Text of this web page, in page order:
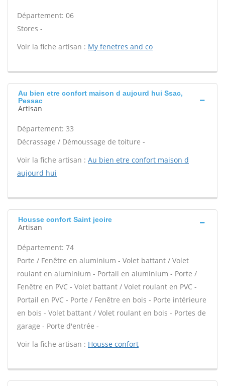
Département: 06
Stores -
Voir la fiche artisan : My fenetres and co
Au bien etre confort maison d aujourd hui Ssac,
Pessac
Artisan
Département: 33
Décrassage / Démoussage de toiture -
Voir la fiche artisan : Au bien etre confort maison d
aujourd hui
Housse confort Saint jeoire
Artisan
Département: 74
Porte / Fenêtre en aluminium - Volet battant / Volet
roulant en aluminium - Portail en aluminium - Porte /
Fenêtre en PVC - Volet battant / Volet roulant en PVC -
Portail en PVC - Porte / Fenêtre en bois - Porte intérieure
en bois - Volet battant / Volet roulant en bois - Portes de
garage - Porte d'entrée -
Voir la fiche artisan : Housse confort